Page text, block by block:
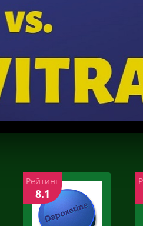
Рейтинг
8.1